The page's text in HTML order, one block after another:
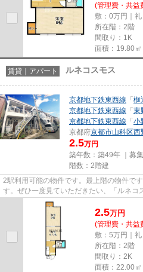
(管理費・共益
敷：0万円｜礼
所在階：2階
間取り：1K
面積：19.80㎡
賃貸｜アパート ルネコスモス
京都地下鉄東西線 「 椥
京都地下鉄東西線 「 東
京都地下鉄東西線 「 小
京都府京都市山科区西
2.5万円
築年数：築49年 ｜募集
階数：2階建
2駅利用可能の物件です。最上階の物件で
す。ぜひ一度見ていただきたい、「ルネ
連絡いただければ、不動産情報...
2.5万円
(管理費・共益
敷：5万円｜礼
所在階：2階
間取り：2K
面積：22.00㎡